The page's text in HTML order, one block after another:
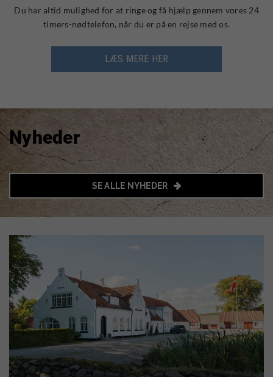
Du har altid mulighed for at ringe og få hjælp gennem vores 24
timers-nødtelefon, når du er på en rejse med os.
LÆS MERE HER
Nyheder
SE ALLE NYHEDER 